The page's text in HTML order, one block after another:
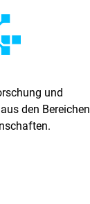
und
den Bereichen